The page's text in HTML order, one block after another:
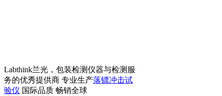
Labthink兰光，包装检测仪器与检测服
务的优秀提供商 专业生产落镖冲击试
验仪 国际品质 畅销全球